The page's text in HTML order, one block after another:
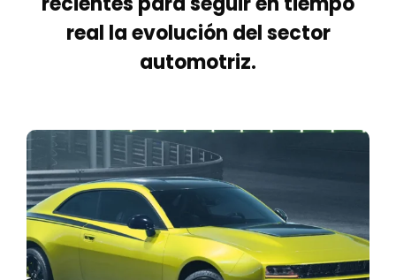
real la evolución del sector
automotriz.